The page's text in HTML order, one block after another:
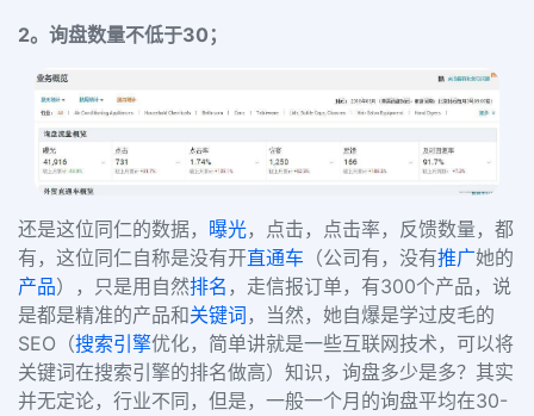
2。询盘数量不低于30；
还是这位同仁的数据， 曝光，点击，点击率，反馈数量，都
有，这位同仁自称是没有开直通车 （公司有，没有推广她的
产品），只是用自然排名 ，走信报订单，有300个产品，说
是都是精准的产品和关键词 ，当然，她自爆是学过皮毛的
SEO（搜索引擎优化，简单讲就是一些互联网技术，可以将
关键词在搜索引擎的排名做高）知识，询盘多少是多？其实
并无定论，行业不同，但是，一般一个月的询盘平均在30-